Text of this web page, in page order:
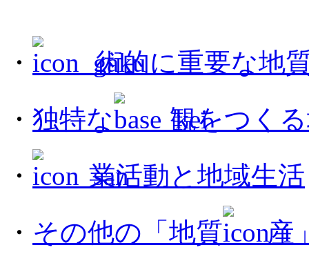
・
術的に重要な地
・ 独特な
観をつく
・
業活動と地域生活
・ その他の「地質 産